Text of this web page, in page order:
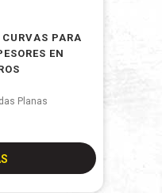
PARA
EN
Planas